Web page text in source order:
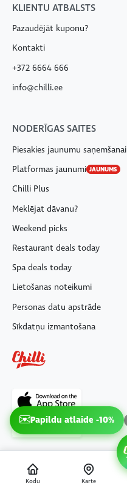
Kodu Karte
Papildu atlaide -10%
KLIENTU ATBALSTS
Pazaudējāt kuponu?
Kontakti
+372 6664 666
info@chilli.ee
NODERĪGAS SAITES
Piesakies jaunumu saņemšanai
Platformas jaunumi JAUNUMS
Chilli Plus
Meklējat dāvanu?
Weekend picks
Restaurant deals today
Spa deals today
Lietošanas noteikumi
Personas datu apstrāde
Sīkdatņu izmantošana